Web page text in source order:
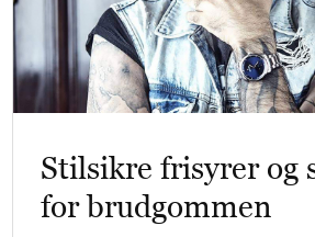
Stilsikre frisyrer og
for brudgommen